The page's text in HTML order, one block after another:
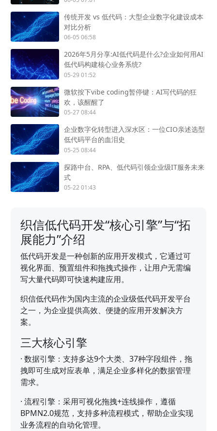
传统开发 vs 低代码：大型企业数字化建设成本
对比分析
06-05 06:58
2026年5月分享:AI低代码是什么?企业如何用AI
低代码构建核心业务系统?
05-29 01:52
微软按下vibe coding暂停键：AI写代码的狂
欢，该醒醒了
05-27 08:44
企业数字化转型进入深水区：一位CIO亲述选型
低代码平台的血泪史
05-25 08:44
探路中台、RPA、低代码引领企业级IT服务未来
式
05-22 01:43
织信低代码开发“核心引擎”与“拓
展能力”介绍
低代码开发是一种创新的应用开发模式，它通过可
视化界面、预置组件和拖拽式操作，让用户无需编
写大量代码即可快速构建应用。
织信低代码作为国内主流的企业级低代码开发平台
之一，为企业提供高效、便捷的应用开发解决方
案。
三大核心引擎
·数据引擎：支持多达9个大类、37种字段组件，拖
拽即可生成对应表单，满足企业多样化的数据管理
需求。
·流程引擎：采用可视化拖拽+连线操作，遵循
BPMN2.0规范，支持多种流程模式，帮助企业实现
业务流程的自动化管理。